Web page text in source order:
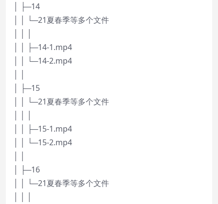
│ ├─14
│ │ └─21夏春季等多个文件
│ │ ├─14-1.mp4
│ │ └─14-2.mp4
│ ├─15
│ │ └─21夏春季等多个文件
│ │ ├─15-1.mp4
│ │ └─15-2.mp4
│ ├─16
│ │ └─21夏春季等多个文件